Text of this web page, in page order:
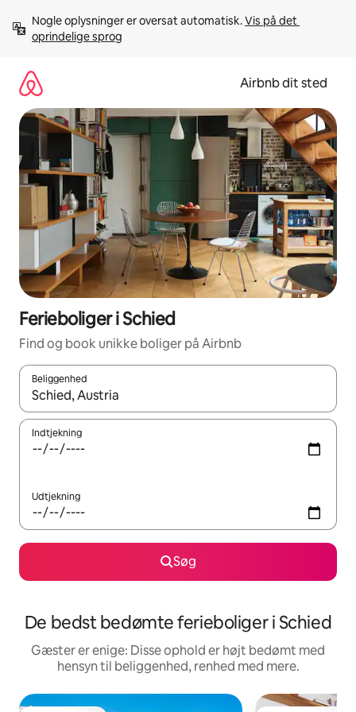
videre
Nogle oplysninger er oversat automatisk. Vis på det
oprindelige sprog
Airbnb dit sted
Ferieboliger i Schied
Find og book unikke boliger på Airbnb
Beliggenhed
Når resultaterne er tilgængelige, skal du navigere med
Indtjekning
Udtjekning
Søg
De bedst bedømte ferieboliger i Schied
Gæster er enige: Disse ophold er højt bedømt med
hensyn til beliggenhed, renhed med mere.